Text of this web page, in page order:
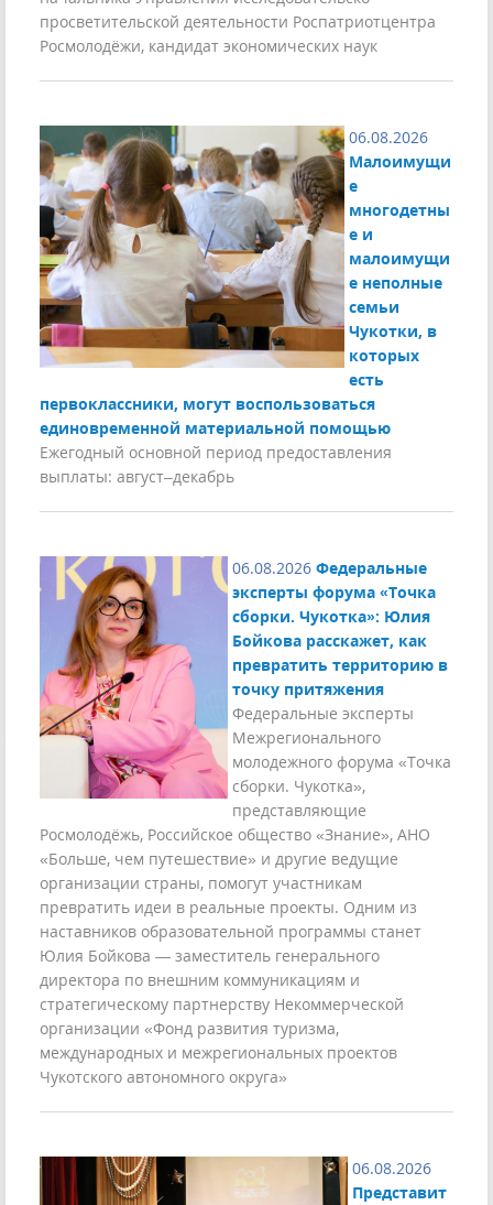
просветительской деятельности Роспатриотцентра
Росмолодёжи, кандидат экономических наук
06.08.2026
Малоимущи
е
многодетны
е и
малоимущи
е неполные
семьи
Чукотки, в
которых
есть
первоклассники, могут воспользоваться
единовременной материальной помощью
Ежегодный основной период предоставления
выплаты: август–декабрь
06.08.2026 Федеральные
эксперты форума «Точка
сборки. Чукотка»: Юлия
Бойкова расскажет, как
превратить территорию в
точку притяжения
Федеральные эксперты
Межрегионального
молодежного форума «Точка
сборки. Чукотка»,
представляющие
Росмолодёжь, Российское общество «Знание», АНО
«Больше, чем путешествие» и другие ведущие
организации страны, помогут участникам
превратить идеи в реальные проекты. Одним из
наставников образовательной программы станет
Юлия Бойкова — заместитель генерального
директора по внешним коммуникациям и
стратегическому партнерству Некоммерческой
организации «Фонд развития туризма,
международных и межрегиональных проектов
Чукотского автономного округа»
06.08.2026
Представит